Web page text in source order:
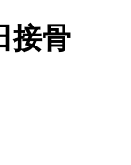
接骨